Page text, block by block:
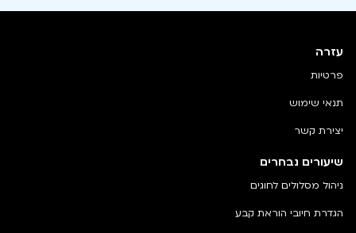
שיעורים נבחרים
ניהול מסלולים לחוגים
הגדרת חיובי הוראת קבע
עזרה
פרטיות
תנאי שימוש
יצירת קשר